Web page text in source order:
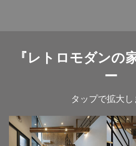
『レトロモダンの
ー
タップで拡大し